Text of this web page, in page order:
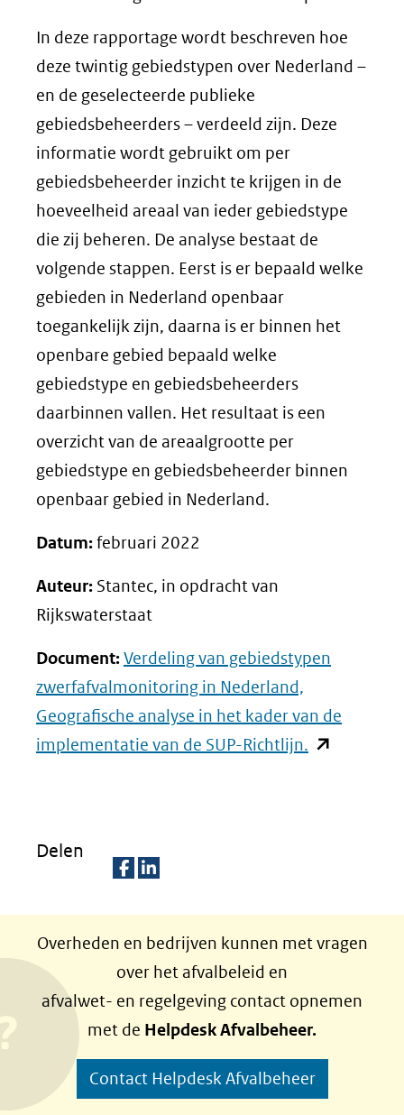
In deze rapportage wordt beschreven hoe
deze twintig gebiedstypen over Nederland –
en de geselecteerde publieke
gebiedsbeheerders – verdeeld zijn. Deze
informatie wordt gebruikt om per
gebiedsbeheerder inzicht te krijgen in de
hoeveelheid areaal van ieder gebiedstype
die zij beheren. De analyse bestaat de
volgende stappen. Eerst is er bepaald welke
gebieden in Nederland openbaar
toegankelijk zijn, daarna is er binnen het
openbare gebied bepaald welke
gebiedstype en gebiedsbeheerders
daarbinnen vallen. Het resultaat is een
overzicht van de areaalgrootte per
gebiedstype en gebiedsbeheerder binnen
openbaar gebied in Nederland.
Datum:februari 2022
Auteur: Stantec, in opdracht van
Rijkswaterstaat
Document:Verdeling van gebiedstypen
zwerfafvalmonitoring in Nederland,
Geografische analyse in het kader van de
implementatie van de SUP-Richtlijn. (opent
een
andere
Delen
l
e
n
o
p
F
l
e
n
o
p
L
Overheden en bedrijven kunnen met vragen
over het afvalbeleid en
afvalwet- en regelgeving contact opnemen
met de Helpdesk Afvalbeheer.
Contact Helpdesk Afvalbeheer